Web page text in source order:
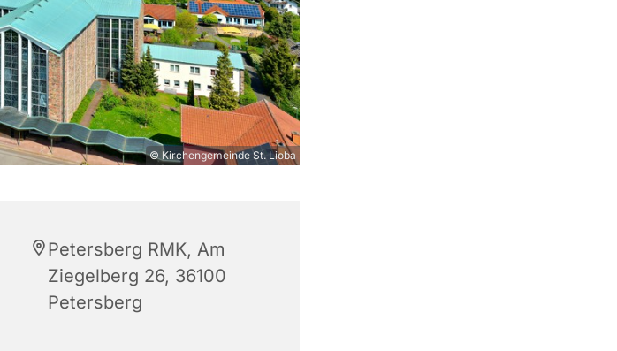
© Kirchengemeinde St. Lioba
Petersberg RMK, Am
Ziegelberg 26, 36100
Petersberg